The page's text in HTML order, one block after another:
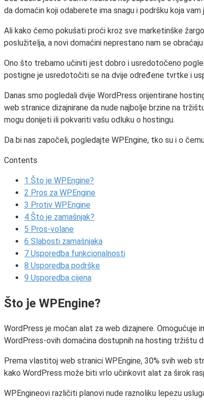
da domaćin koji odaberete ima snagu i podršku koja
Ali kako ćemo pokušati proći kroz sve marketinške
poslužitelja, a novi domaćini neprestano nam se obraćaju
Ono što trebamo učiniti jest dobro i usredotočeno
postigne je usredotočiti se na dvije određene tvrtke i
Danas smo pogledali dvije WordPress orijentirane
web stranice dizajnirane da nude najbolje brzine na
mogu donijeti ili pokvariti vašu odluku o hostingu.
Da bi nas započeli, pogledajte WPEngine, tko su i o
Contents
1 Što je WPEngine?
2 Pros za WPEngine
3 Protiv WPEngine
4 Što je zamašnjak?
5 Pros-volane
6 Slabosti zamašnjaka
7 Usporedba funkcionalnosti
8 Usporedba podrške
9 Usporedba cijena
Što je WPEngine?
WordPress je moćan alat za web dizajnere. Omogućuje
WordPress-ovih domaćina dostupnih na hosting tržištu
Prema vlastitoj web stranici WPEngine, 30% svih web
kako WordPress može biti vrlo učinkovit alat za širok
WPEngineovi različiti planovi nude raznoliku lepezu